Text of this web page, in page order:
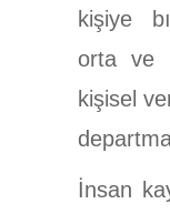
kişiye
orta ve
kişisel
İnsan